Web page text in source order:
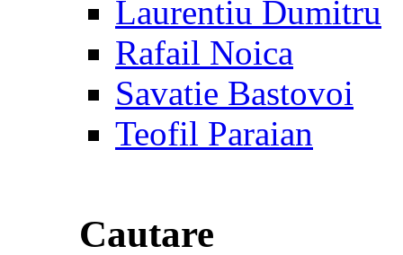
Laurentiu Dumitru
Rafail Noica
Savatie Bastovoi
Teofil Paraian
Cautare